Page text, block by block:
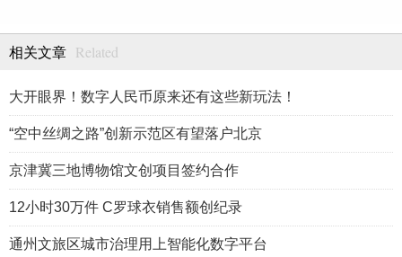
相关文章 Related
大开眼界！数字人民币原来还有这些新玩法！
“空中丝绸之路”创新示范区有望落户北京
京津冀三地博物馆文创项目签约合作
12小时30万件 C罗球衣销售额创纪录
通州文旅区城市治理用上智能化数字平台